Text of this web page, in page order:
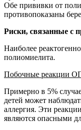
Обе прививки от
противопоказаны
Риски, связанные с
Наиболее
полиомиелита.
Побочные реакции
Примерно в 5%
детей может
аллергия. Эти
являются опасными